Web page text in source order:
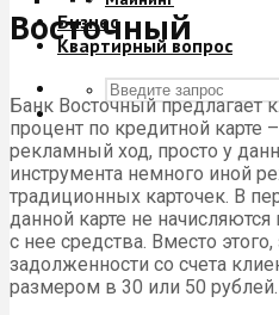
Бизнес
Квартирный вопрос
Восточный
Банк Восточный предлагает
процент по кредитной карте
рекламный ход, просто у
инструмента немного иной
традиционных карточек. В
данной карте не
с нее средства. Вместо
задолженности со счета
размером в 30 или 50 рублей.